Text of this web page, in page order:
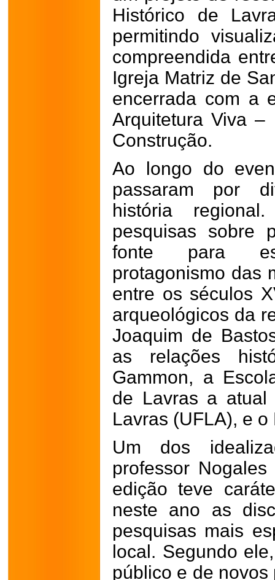
Histórico de
permitindo
compreendida
Igreja Matriz de
encerrada com a
Arquitetura Viva –
Construção.
Ao longo do
passaram por
história
pesquisas sobre
fonte para
protagonismo das
entre os séculos
arqueológicos da
Joaquim de
as relações
Gammon, a
de Lavras a atual
Lavras (UFLA), e o
Um dos
professor
edição teve
neste ano as
pesquisas mais
local. Segundo
público e de